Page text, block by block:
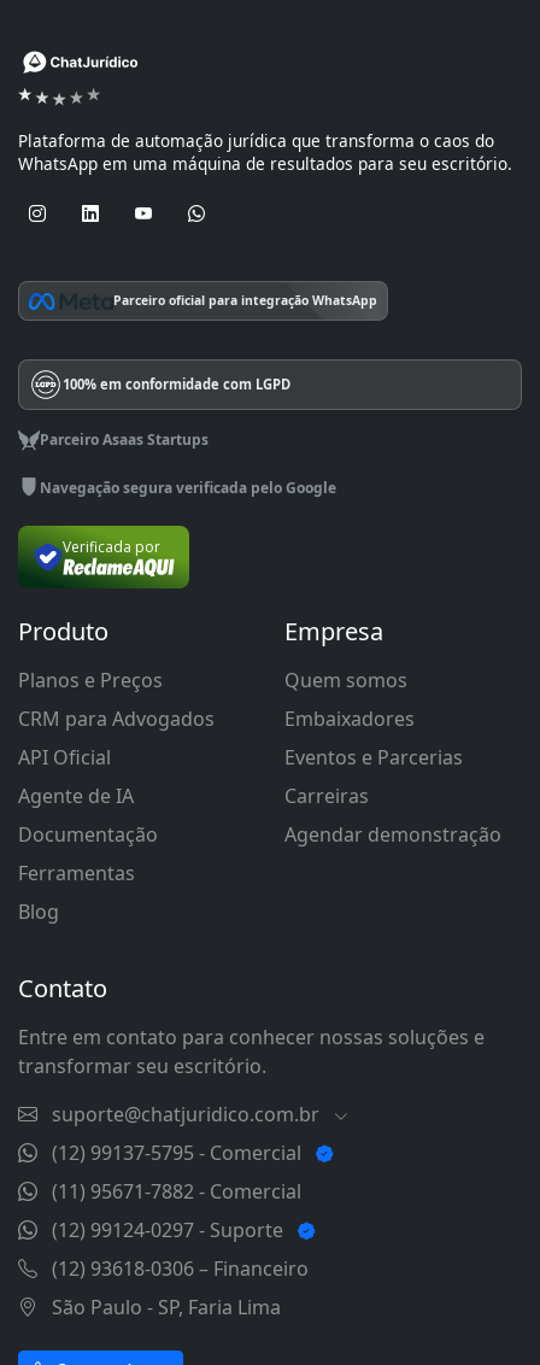
Plataforma de automação jurídica que transforma o caos do
WhatsApp em uma máquina de resultados para seu escritório.
Parceiro oficial para integração WhatsApp
100% em conformidade com LGPD
Parceiro Asaas Startups
Navegação segura verificada pelo Google
Verificada por
Produto
Planos e Preços
CRM para Advogados
API Oficial
Agente de IA
Documentação
Ferramentas
Blog
Empresa
Quem somos
Embaixadores
Eventos e Parcerias
Carreiras
Agendar demonstração
Contato
Entre em contato para conhecer nossas soluções e
transformar seu escritório.
suporte@chatjuridico.com.br
(12) 99137-5795 - Comercial
(11) 95671-7882 - Comercial
(12) 99124-0297 - Suporte
(12) 93618-0306 – Financeiro
São Paulo - SP, Faria Lima